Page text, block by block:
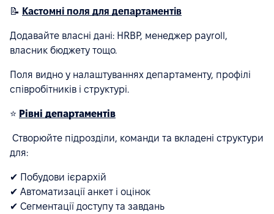
📝 Кастомні поля для департаментів
Додавайте власні дані: HRBP, менеджер payroll,
власник бюджету тощо.
Поля видно у налаштуваннях департаменту, профілі
співробітників і структурі.
⭐ Рівні департаментів
Створюйте підрозділи, команди та вкладені структури
для:
✔ Побудови ієрархій
✔ Автоматизації анкет і оцінок
✔ Сегментації доступу та завдань